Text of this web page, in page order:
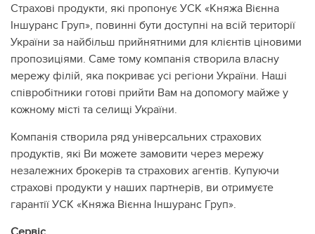
Страхові продукти, які пропонує УСК «Княжа Вієнна
Іншуранс Груп», повинні бути доступні на всій території
України за найбільш прийнятними для клієнтів ціновими
пропозиціями. Саме тому компанія створила власну
мережу філій, яка покриває усі регіони України. Наші
співробітники готові прийти Вам на допомогу майже у
кожному місті та селищі України.
Компанія створила ряд універсальних страхових
продуктів, які Ви можете замовити через мережу
незалежних брокерів та страхових агентів. Купуючи
страхові продукти у наших партнерів, ви отримуєте
гарантії УСК «Княжа Вієнна Іншуранс Груп».